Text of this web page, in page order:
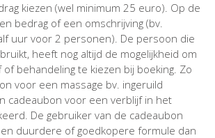
kiezen (wel minimum 25 euro). Op de
bedrag of een omschrijving (bv.
uur voor 2 personen). De persoon die
heeft nog altijd de mogelijkheid om
behandeling te kiezen bij boeking. Zo
voor een massage bv. ingeruild
cadeaubon voor een verblijf in het
De gebruiker van de cadeaubon
duurdere of goedkopere formule dan